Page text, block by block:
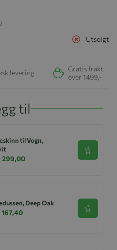
Utsolgt
levering
Gratis frakt
over 1499,-
til
til Vogn,
299,00
Se
Deep Oak
167,40 Se